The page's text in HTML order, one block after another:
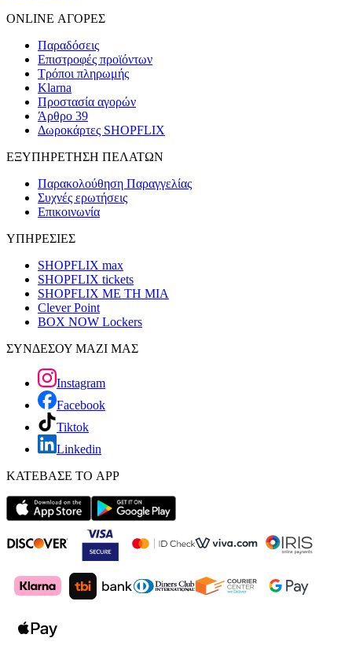
ONLINE ΑΓΟΡΕΣ
Παραδόσεις
Επιστροφές προϊόντων
Τρόποι πληρωμής
Klarna
Προστασία αγορών
Άρθρο 39
Δωροκάρτες SHOPFLIX
ΕΞΥΠΗΡΕΤΗΣΗ ΠΕΛΑΤΩΝ
Παρακολούθηση Παραγγελίας
Συχνές ερωτήσεις
Επικοινωνία
ΥΠΗΡΕΣΙΕΣ
SHOPFLIX max
SHOPFLIX tickets
SHOPFLIX ΜΕ ΤΗ ΜΙΑ
Clever Point
BOX NOW Lockers
ΣΥΝΔΕΣΟΥ ΜΑΖΙ ΜΑΣ
Instagram
Facebook
Tiktok
Linkedin
ΚΑΤΕΒΑΣΕ ΤΟ APP